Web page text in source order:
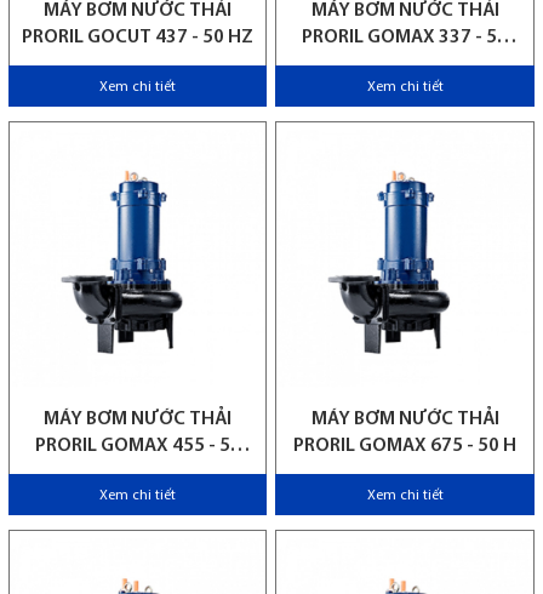
MÁY BƠM NƯỚC THẢI
PRORIL GOCUT 437 - 50 HZ
Xem chi tiết
MÁY BƠM NƯỚC THẢI
PRORIL GOMAX 337 - 50
HZ
Xem chi tiết
MÁY BƠM NƯỚC THẢI
PRORIL GOMAX 455 - 50
HZ
Xem chi tiết
MÁY BƠM NƯỚC THẢI
PRORIL GOMAX 675 - 50 H
Xem chi tiết